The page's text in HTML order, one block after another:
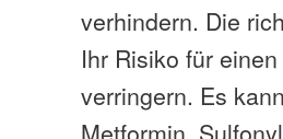
verhindern. Die
Ihr Risiko für
verringern. Es
Metformin,